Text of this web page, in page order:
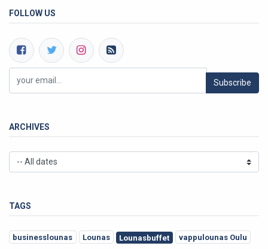
FOLLOW US
Subscribe
ARCHIVES
TAGS
businesslounas Lounas Lounasbuffet vappulounas Oulu